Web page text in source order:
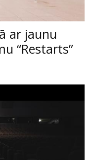
ar jaunu
“Restarts”